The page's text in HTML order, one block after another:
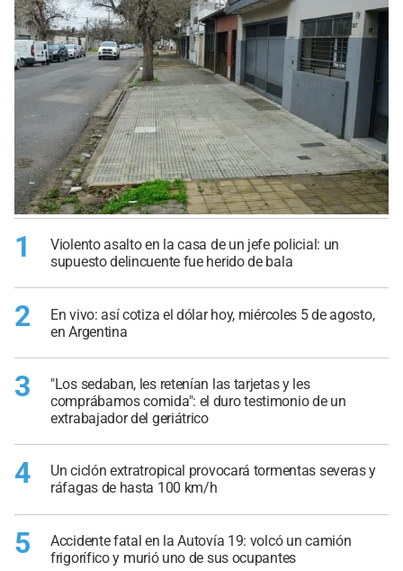
1
Violento asalto en la casa de un jefe policial: un
supuesto delincuente fue herido de bala
2
En vivo: así cotiza el dólar hoy, miércoles 5 de agosto,
en Argentina
3
"Los sedaban, les retenían las tarjetas y les
comprábamos comida": el duro testimonio de un
extrabajador del geriátrico
4
Un ciclón extratropical provocará tormentas severas y
ráfagas de hasta 100 km/h
5
Accidente fatal en la Autovía 19: volcó un camión
frigorífico y murió uno de sus ocupantes